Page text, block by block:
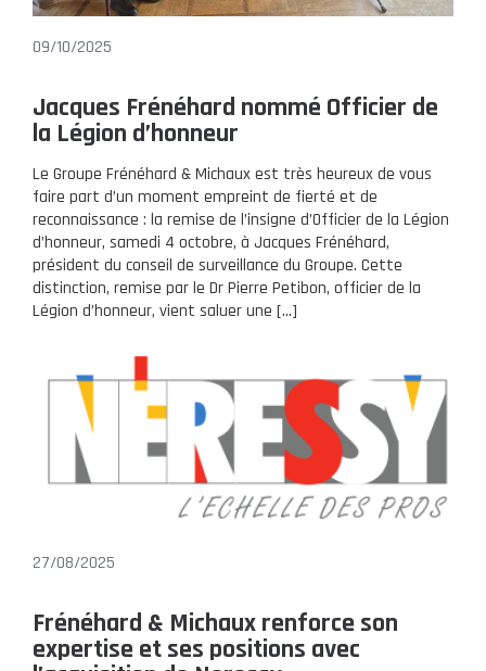
09/10/2025
Jacques Frénéhard nommé Officier de
la Légion d’honneur
Le Groupe Frénéhard & Michaux est très heureux de vous
faire part d’un moment empreint de fierté et de
reconnaissance : la remise de l’insigne d’Officier de la Légion
d’honneur, samedi 4 octobre, à Jacques Frénéhard,
président du conseil de surveillance du Groupe. Cette
distinction, remise par le Dr Pierre Petibon, officier de la
Légion d’honneur, vient saluer une […]
27/08/2025
Frénéhard & Michaux renforce son
expertise et ses positions avec